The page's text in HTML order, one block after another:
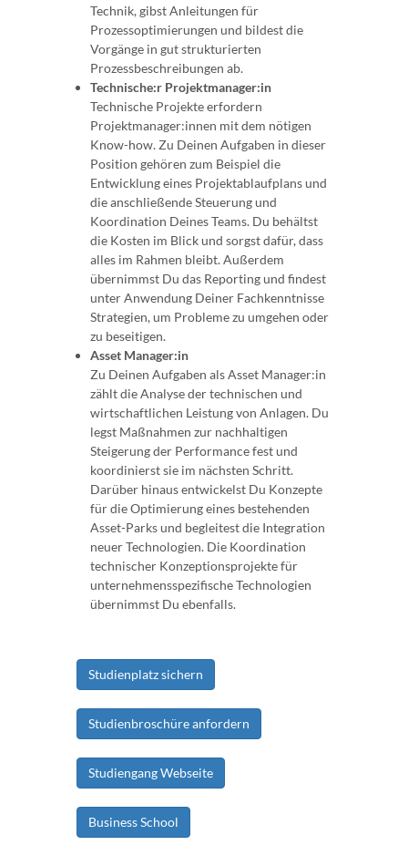
Technik, gibst Anleitungen für
Prozessoptimierungen und bildest die
Vorgänge in gut strukturierten
Prozessbeschreibungen ab.
Technische:r Projektmanager:in
Technische Projekte erfordern
Projektmanager:innen mit dem nötigen
Know-how. Zu Deinen Aufgaben in dieser
Position gehören zum Beispiel die
Entwicklung eines Projektablaufplans und
die anschließende Steuerung und
Koordination Deines Teams. Du behältst
die Kosten im Blick und sorgst dafür, dass
alles im Rahmen bleibt. Außerdem
übernimmst Du das Reporting und findest
unter Anwendung Deiner Fachkenntnisse
Strategien, um Probleme zu umgehen oder
zu beseitigen.
Asset Manager:in
Zu Deinen Aufgaben als Asset Manager:in
zählt die Analyse der technischen und
wirtschaftlichen Leistung von Anlagen. Du
legst Maßnahmen zur nachhaltigen
Steigerung der Performance fest und
koordinierst sie im nächsten Schritt.
Darüber hinaus entwickelst Du Konzepte
für die Optimierung eines bestehenden
Asset-Parks und begleitest die Integration
neuer Technologien. Die Koordination
technischer Konzeptionsprojekte für
unternehmensspezifische Technologien
übernimmst Du ebenfalls.
Studienplatz sichern
Studienbroschüre anfordern
Studiengang Webseite
Business School